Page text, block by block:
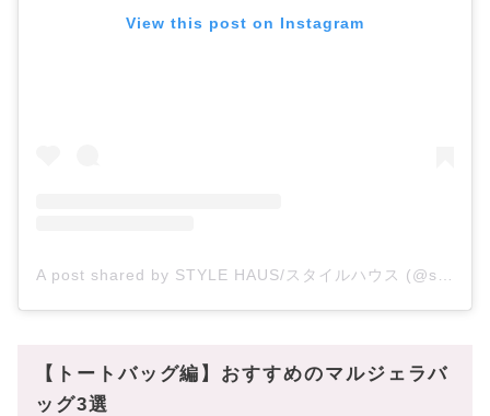
View this post on Instagram
【トートバッグ編】おすすめのマルジェラバ
ッグ3選